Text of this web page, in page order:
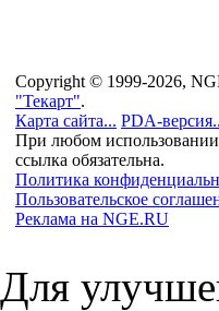
Copyright © 1999-2026,
"Текарт".
Карта сайта... PDA-
При любом
ссылка обязательна.
Политика
Пользовательское
Реклама на NGE.RU
Для